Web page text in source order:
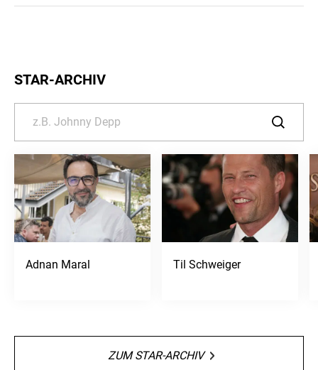
STAR-ARCHIV
Adnan Maral Til Schweiger
ZUM STAR-ARCHIV